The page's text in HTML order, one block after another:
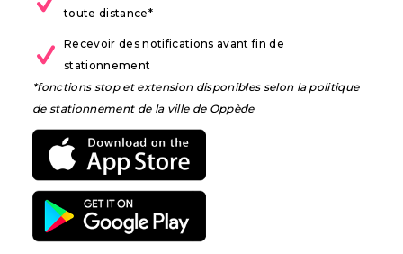
toute distance*
Recevoir des notifications avant fin de
stationnement
*fonctions stop et extension disponibles selon la politique
de stationnement de la ville de Oppède